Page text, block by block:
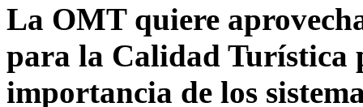
La OMT quiere
para la Calidad Turística
importancia de los